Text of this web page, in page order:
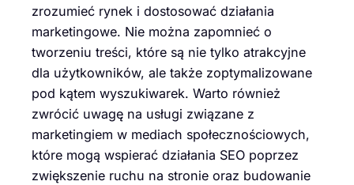
zrozumieć rynek i dostosować działania
marketingowe. Nie można zapomnieć o
tworzeniu treści, które są nie tylko atrakcyjne
dla użytkowników, ale także zoptymalizowane
pod kątem wyszukiwarek. Warto również
zwrócić uwagę na usługi związane z
marketingiem w mediach społecznościowych,
które mogą wspierać działania SEO poprzez
zwiększenie ruchu na stronie oraz budowanie